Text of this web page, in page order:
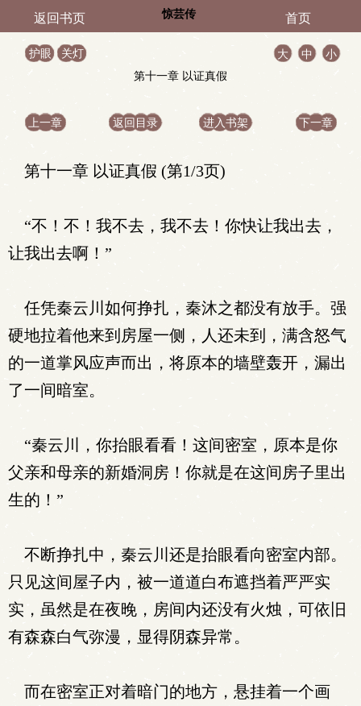
返回书页 惊芸传 首页
护眼 关灯 大 中
小
第十一章 以证真假
上一章 返回目录 进入书架 下一章
第十一章 以证真假 (第1/3页)
“不！不！我不去，我不去！你快让我出去，
让我出去啊！”
任凭秦云川如何挣扎，秦沐之都没有放手。强
硬地拉着他来到房屋一侧，人还未到，满含怒气
的一道掌风应声而出，将原本的墙壁轰开，漏出
了一间暗室。
“秦云川，你抬眼看看！这间密室，原本是你
父亲和母亲的新婚洞房！你就是在这间房子里出
生的！”
不断挣扎中，秦云川还是抬眼看向密室内部。
只见这间屋子内，被一道道白布遮挡着严严实
实，虽然是在夜晚，房间内还没有火烛，可依旧
有森森白气弥漫，显得阴森异常。
而在密室正对着暗门的地方，悬挂着一个画